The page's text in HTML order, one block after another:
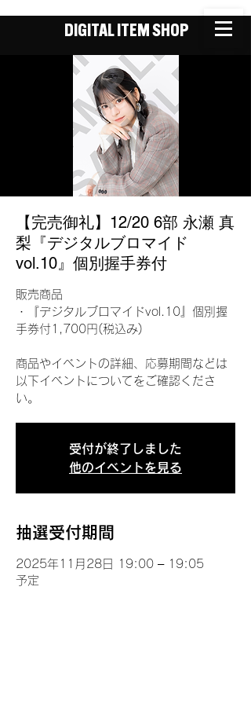
DIGITAL ITEM SHOP
【完売御礼】12/20 6部 永瀬 真
梨『デジタルブロマイド
vol.10』個別握手券付
販売商品
・『デジタルブロマイドvol.10』個別握
手券付1,700円(税込み)
商品やイベントの詳細、応募期間などは
以下イベントについてをご確認くださ
い。
受付が終了しました
他のイベントを見る
抽選受付期間
2025年11月28日 19:00 – 19:05
予定